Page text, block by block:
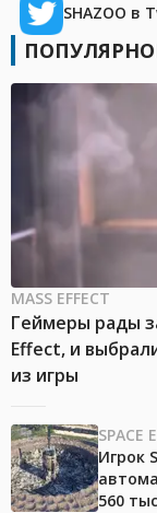
SHAZOO в
MASS EFFECT
Геймеры рады
Effect, и
из игры
SPACE
Игрок
560